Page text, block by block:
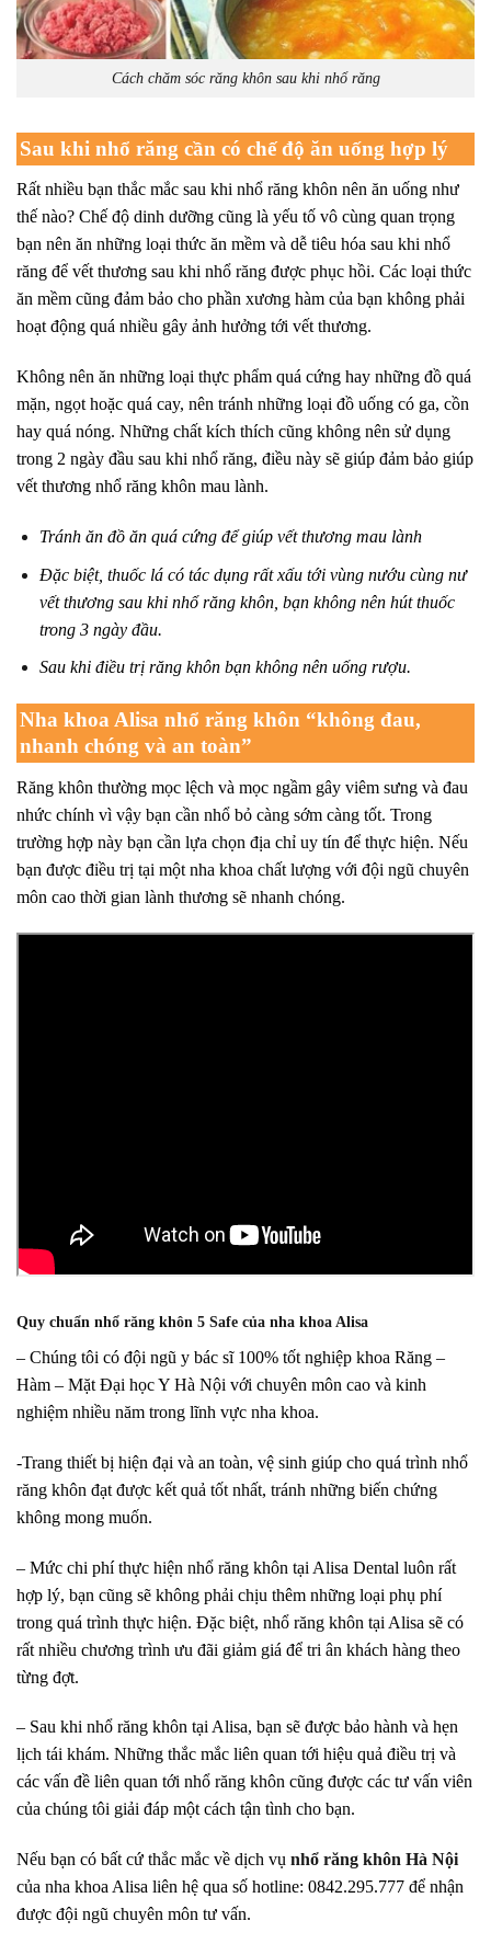
Cách chăm sóc răng khôn sau khi nhổ răng
Sau khi nhổ răng cần có chế độ ăn uống hợp lý
Rất nhiều bạn thắc mắc sau khi nhổ răng khôn nên ăn uống như
thế nào? Chế độ dinh dưỡng cũng là yếu tố vô cùng quan trọng
bạn nên ăn những loại thức ăn mềm và dễ tiêu hóa sau khi nhổ
răng để vết thương sau khi nhổ răng được phục hồi. Các loại thức
ăn mềm cũng đảm bảo cho phần xương hàm của bạn không phải
hoạt động quá nhiều gây ảnh hưởng tới vết thương.
Không nên ăn những loại thực phẩm quá cứng hay những đồ quá
mặn, ngọt hoặc quá cay, nên tránh những loại đồ uống có ga, cồn
hay quá nóng. Những chất kích thích cũng không nên sử dụng
trong 2 ngày đầu sau khi nhổ răng, điều này sẽ giúp đảm bảo giúp
vết thương nhổ răng khôn mau lành.
Tránh ăn đồ ăn quá cứng để giúp vết thương mau lành
Đặc biệt, thuốc lá có tác dụng rất xấu tới vùng nướu cùng nư
vết thương sau khi nhổ răng khôn, bạn không nên hút thuốc
trong 3 ngày đầu.
Sau khi điều trị răng khôn bạn không nên uống rượu.
Nha khoa Alisa nhổ răng khôn “không đau,
nhanh chóng và an toàn”
Răng khôn thường mọc lệch và mọc ngầm gây viêm sưng và đau
nhức chính vì vậy bạn cần nhổ bỏ càng sớm càng tốt. Trong
trường hợp này bạn cần lựa chọn địa chỉ uy tín để thực hiện. Nếu
bạn được điều trị tại một nha khoa chất lượng với đội ngũ chuyên
môn cao thời gian lành thương sẽ nhanh chóng.
Quy chuẩn nhổ răng khôn 5 Safe của nha khoa Alisa
– Chúng tôi có đội ngũ y bác sĩ 100% tốt nghiệp khoa Răng –
Hàm – Mặt Đại học Y Hà Nội với chuyên môn cao và kinh
nghiệm nhiều năm trong lĩnh vực nha khoa.
-Trang thiết bị hiện đại và an toàn, vệ sinh giúp cho quá trình nhổ
răng khôn đạt được kết quả tốt nhất, tránh những biến chứng
không mong muốn.
– Mức chi phí thực hiện nhổ răng khôn tại Alisa Dental luôn rất
hợp lý, bạn cũng sẽ không phải chịu thêm những loại phụ phí
trong quá trình thực hiện. Đặc biệt, nhổ răng khôn tại Alisa sẽ có
rất nhiều chương trình ưu đãi giảm giá để tri ân khách hàng theo
từng đợt.
– Sau khi nhổ răng khôn tại Alisa, bạn sẽ được bảo hành và hẹn
lịch tái khám. Những thắc mắc liên quan tới hiệu quả điều trị và
các vấn đề liên quan tới nhổ răng khôn cũng được các tư vấn viên
của chúng tôi giải đáp một cách tận tình cho bạn.
Nếu bạn có bất cứ thắc mắc về dịch vụ nhổ răng khôn Hà Nội
của nha khoa Alisa liên hệ qua số hotline: 0842.295.777 để nhận
được đội ngũ chuyên môn tư vấn.